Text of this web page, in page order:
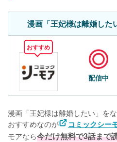
漫画「王妃様は離婚した
おすすめ
配信中
漫画「王妃様は離婚したい」を
おすすめなのが
コミックシー
モアなら今だけ無料で3話まで